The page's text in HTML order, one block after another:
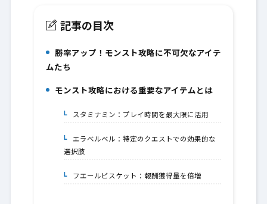
記事の目次
勝率アップ！モンスト攻略に不可欠なアイテ
ムたち
モンスト攻略における重要なアイテムとは
2-1.スタミナミン：プレイ時間を最大限に活用
2-2.エラベルベル：特定のクエストでの効果的な
選択肢
2-3.フエールビスケット：報酬獲得量を倍増